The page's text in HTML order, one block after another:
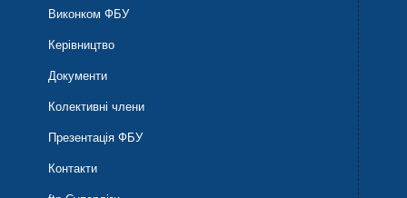
Виконком ФБУ
Керівництво
Документи
Колективні члени
Презентація ФБУ
Контакти